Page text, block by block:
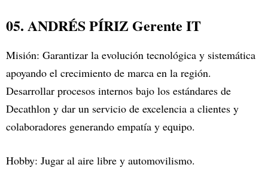
05. ANDRÉS PÍRIZ Gerente IT
Misión: Garantizar la evolución tecnológica y sistemática
apoyando el crecimiento de marca en la región.
Desarrollar procesos internos bajo los estándares de
Decathlon y dar un servicio de excelencia a clientes y
colaboradores generando empatía y equipo.
Hobby: Jugar al aire libre y automovilismo.